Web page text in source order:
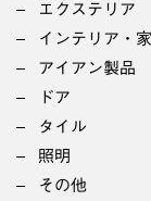
エクステリア
インテリア・
アイアン製品
ドア
タイル
照明
その他